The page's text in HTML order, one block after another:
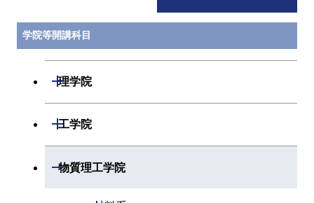
学院等開講科目
理学院
開閉
工学院
開閉
機械系
開閉
システム制御系
物質理工学院
開閉